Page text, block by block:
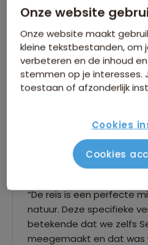
“Er is geen omschrijving
9,0
paul
“De reis is een perfecte
natuur. Deze specifieke
betekende dat we zelfs
meegemaakt en dat was
Onze website
Onze website maakt
kleine tekstbestanden, om
verbeteren en de inhoud
stemmen op je interesses.
toestaan of afzonderlijk
Cookies
Cookies